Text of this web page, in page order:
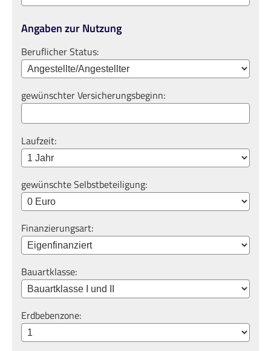
Angaben zur Nutzung
Beruflicher Status:
gewünschter Versicherungsbeginn:
Laufzeit:
gewünschte Selbstbeteiligung:
Finanzierungsart:
Bauartklasse:
Erdbebenzone: